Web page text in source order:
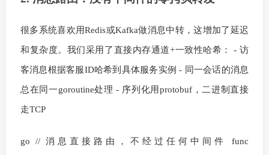
很多系统喜欢用Redis或Kafka做消息中转，这增加了延迟
和复杂度。我们采用了直接内存通道+一致性哈希： - 访
客消息根据客服ID哈希到具体服务实例 - 同一会话的消息
总在同一goroutine处理 - 序列化用protobuf，二进制直接
走TCP
go // 消息直接路由，不经过任何中间件 func